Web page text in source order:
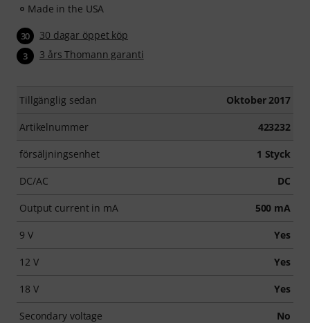
Made in the USA
30 30 dagar öppet köp
3 3 års Thomann garanti
Tillgänglig sedan Oktober 2017
Artikelnummer 423232
försäljningsenhet 1 Styck
DC/AC DC
Output current in mA 500 mA
9 V Yes
12 V Yes
18 V Yes
Secondary voltage No